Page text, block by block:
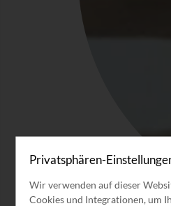
Privatsphären-
Wir verwenden auf dieser
Cookies und Integrationen, um